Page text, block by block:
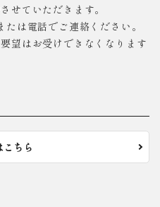
せていただきます。
は電話でご連絡ください。
望はお受けできなくなります
ちら